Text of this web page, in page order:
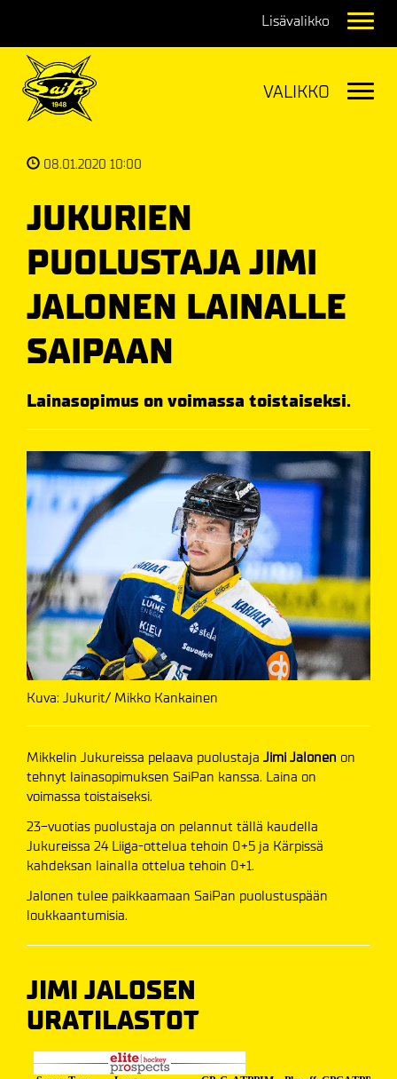
08.01.2020 10:00
JUKURIEN
PUOLUSTAJA JIMI
JALONEN LAINALLE
SAIPAAN
Lainasopimus on voimassa toistaiseksi.
Kuva: Jukurit/ Mikko Kankainen
Mikkelin Jukureissa pelaava puolustaja Jimi Jalonen on
tehnyt lainasopimuksen SaiPan kanssa. Laina on
voimassa toistaiseksi.
23-vuotias puolustaja on pelannut tällä kaudella
Jukureissa 24 Liiga-ottelua tehoin 0+5 ja Kärpissä
kahdeksan lainalla ottelua tehoin 0+1.
Jalonen tulee paikkaamaan SaiPan puolustuspään
loukkaantumisia.
JIMI JALOSEN
URATILASTOT